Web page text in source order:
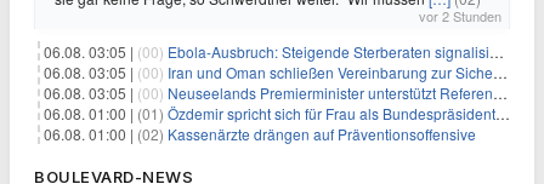
vor 2 Stunden
06.08. 03:05 | (00) Ebola-Ausbruch: Steigende Sterberaten signalisieren dringenden Bedarf an verbesserter Gesundheitsinfrastruktur
06.08. 03:05 | (00) Iran und Oman schließen Vereinbarung zur Sicherung des Schiffsverkehrs durch die Straße von Hormuz
06.08. 03:05 | (00) Neuseelands Premierminister unterstützt Referendum über das Wahlsystem: Ein Schritt in Richtung verbesserter demokratischer Beteiligung
06.08. 01:00 | (01) Özdemir spricht sich für Frau als Bundespräsidentin aus
06.08. 01:00 | (02) Kassenärzte drängen auf Präventionsoffensive
BOULEVARD-NEWS